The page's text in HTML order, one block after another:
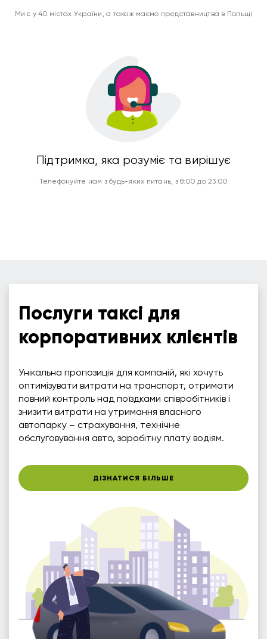
Ми є у 40 містах України, а також маємо представництва в Польщі
Підтримка, яка розуміє та вирішує
Телефонуйте нам з будь-яких питань, з 8:00 до 23:00
Послуги таксі для
корпоративних клієнтів
Унікальна пропозиція для компаній, які хочуть
оптимізувати витрати на транспорт, отримати
повний контроль над поїздками співробітників і
знизити витрати на утримання власного
автопарку – страхування, технічне
обслуговування авто, заробітну плату водіям.
ДІЗНАТИСЯ БІЛЬШЕ